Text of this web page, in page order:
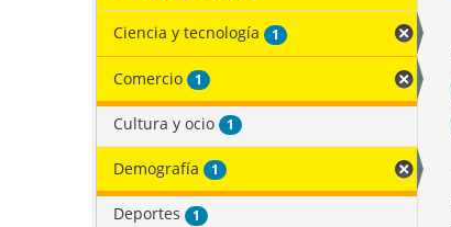
Ciencia y tecnología 1
Comercio 1
Cultura y ocio 1
Demografía 1
Deportes 1